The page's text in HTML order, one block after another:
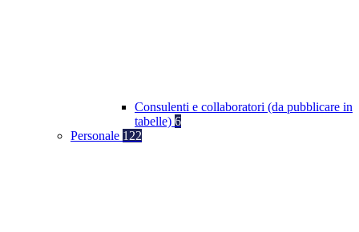
Consulenti e collaboratori (da pubblicare in
tabelle) 6
Personale 122